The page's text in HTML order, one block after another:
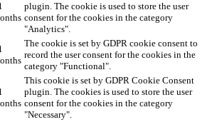
plugin. The cookie is used to store the user
consent for the cookies in the category
"Analytics".
The cookie is set by GDPR cookie consent to
record the user consent for the cookies in the
category "Functional".
This cookie is set by GDPR Cookie Consent
plugin. The cookies is used to store the user
consent for the cookies in the category
"Necessary".